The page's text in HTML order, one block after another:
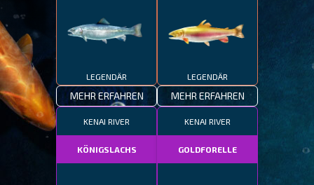
LEGENDÄR
MEHR ERFAHREN
LEGENDÄR
MEHR ERFAHREN
KENAI RIVER
KÖNIGSLACHS
KENAI RIVER
GOLDFORELLE